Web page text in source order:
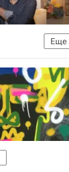
Еще